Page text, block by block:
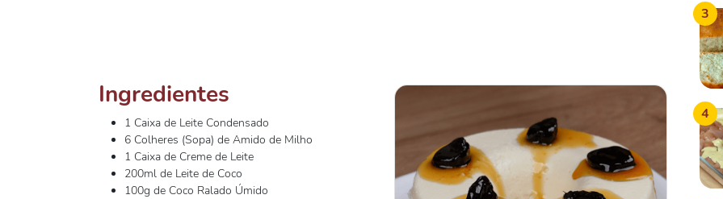
Ingredientes
1 Caixa de Leite Condensado
6 Colheres (Sopa) de Amido de Milho
1 Caixa de Creme de Leite
200ml de Leite de Coco
100g de Coco Ralado Úmido
3
4